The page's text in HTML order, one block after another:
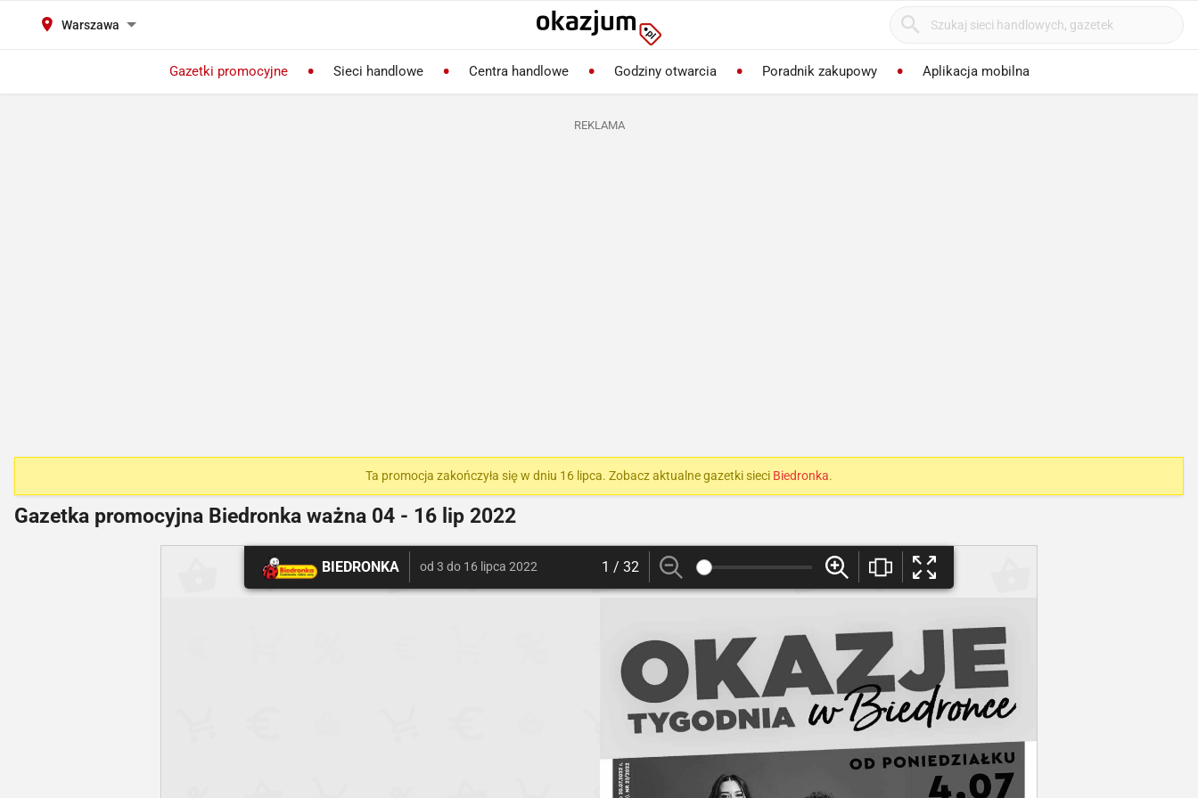
Warszawa
Gazetki promocyjne Sieci handlowe Centra handlowe Godziny otwarcia Poradnik zakupowy Aplikacja mobilna
REKLAMA
Ta promocja zakończyła się w dniu 16 lipca. Zobacz aktualne gazetki sieci Biedronka.
Gazetka promocyjna Biedronka ważna 04 - 16 lip 2022
BIEDRONKA od 3 do 16 lipca 2022 1 / 32